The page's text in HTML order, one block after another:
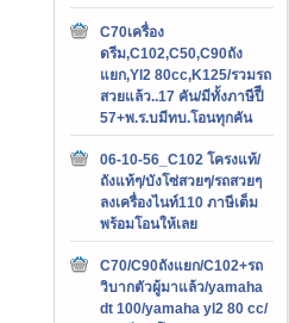
C70เครื่อง
ดรีม,C102,C50,C90ถัง
แยก,Yl2 80cc,K125/รวมรถ
สวยแล้ว..17 คัน/มีทั้งภาษีปีี
57+พ.ร.บมีทบ.โอนทุกคัน
06-10-56_C102 โครงแท้/
ถังแท้ๆ/บังโซ่สวยๆ/รถสวยๆ
ลงเครื่องไนท์110 ภาษีเต็ม
พร้อมโอนให้เลย
C70/C90ถังแยก/C102+รถ
วิบากตัวผู้มาแล้ว/yamaha
dt 100/yamaha yl2 80 cc/